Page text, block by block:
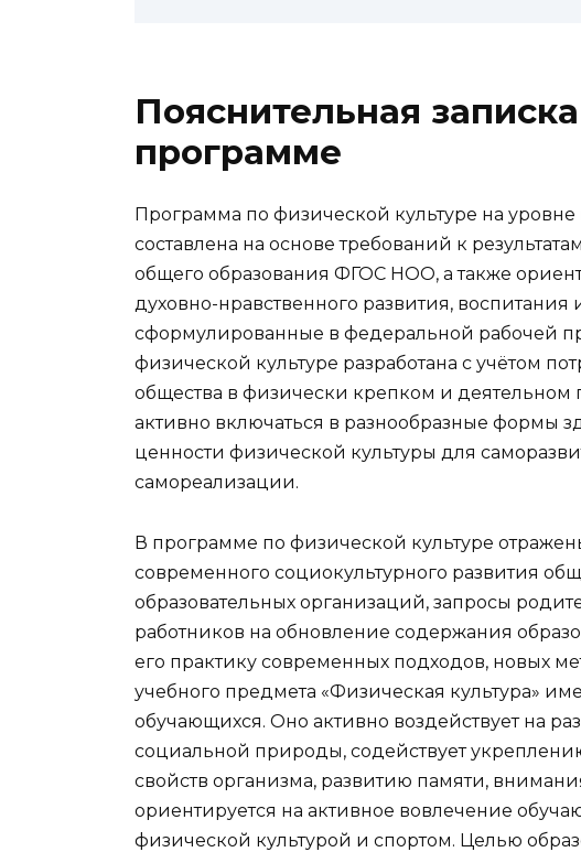
Пояснительная
программе
Программа по физической культуре на
составлена на основе требований к
общего образования ФГОС НОО, а также
духовно-нравственного развития,
сформулированные в федеральной рабочей
физической культуре разработана с учётом
общества в физически крепком и
активно включаться в разнообразные формы
ценности физической культуры для
самореализации.
В программе по физической культуре
современного социокультурного развития
образовательных организаций, запросы
работников на обновление содержания
его практику современных подходов, новых
учебного предмета «Физическая культура»
обучающихся. Оно активно воздействует на
социальной природы, содействует
свойств организма, развитию памяти,
ориентируется на активное вовлечение
физической культурой и спортом. Целью